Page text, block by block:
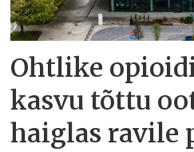
Ohtlike
kasvu tõttu
haiglas ravile